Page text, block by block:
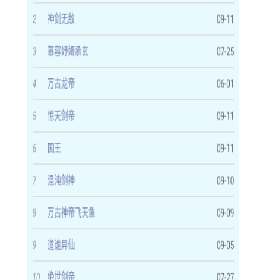
1. 广告过滤：自动识别并屏蔽网页中的各类广告元素，减少
广告干扰。
2. 白名单管理：允许用户将特定网站加入白名单，确保重要
网站的广告不被误过滤。
3. 阅读模式：提供简洁的阅读模式，进一步优化页面布局和
【第一版主去除广告亮点】
1. 智能识别：采用先进的广告识别算法，能够准确识别并过
滤各类广告。
2. 高效过滤：过滤速度快，不影响网页加载速度，确保用户
流畅阅读。
3. 低资源占用：软件体积小，运行稳定，不会占用过多系统
【第一版主去除广告优势】